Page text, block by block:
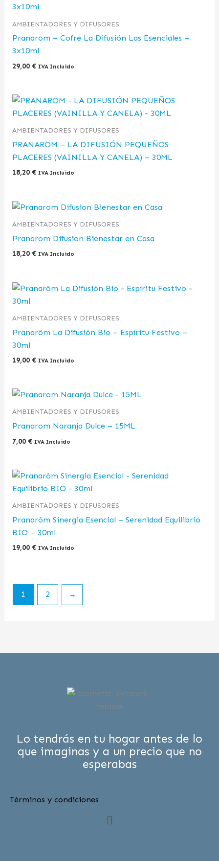
AMBIENTADORES Y DIFUSORES
Pranarom – Cofre La Difusión Las Esenciales –
3x10ml
29,00 € IVA Incluido
AMBIENTADORES Y DIFUSORES
PRANAROM – LA DIFUSIÓN PEQUEÑOS
PLACERES (VAINILLA Y CANELA) – 30ML
18,20 € IVA Incluido
AMBIENTADORES Y DIFUSORES
Pranarom Difusion Bienestar en Casa
18,20 € IVA Incluido
AMBIENTADORES Y DIFUSORES
Pranarôm La Difusión Bio – Espíritu Festivo –
30ml
19,00 € IVA Incluido
AMBIENTADORES Y DIFUSORES
Pranarom Naranja Dulce – 15ML
7,00 € IVA Incluido
AMBIENTADORES Y DIFUSORES
Pranarôm Sinergia Esencial – Serenidad Equilibrio
BIO – 30ml
19,00 € IVA Incluido
1 2 →
Lo tendrás en tu hogar antes de lo
que imaginas y a un precio que no
esperabas
Términos y condiciones
Menú